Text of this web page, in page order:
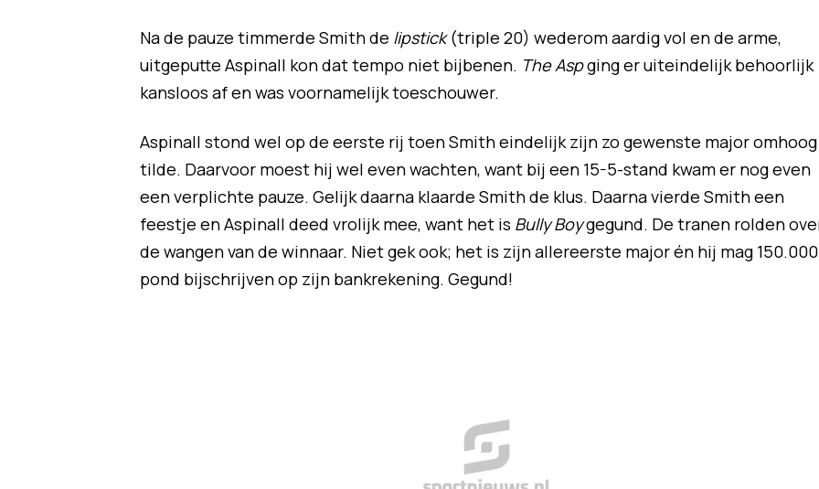
Na de pauze timmerde Smith de lipstick(triple 20) wederom aardig vol en de arme,
uitgeputte Aspinall kon dat tempo niet bijbenen. The Aspging er uiteindelijk behoorlijk
kansloos af en was voornamelijk toeschouwer.
Aspinall stond wel op de eerste rij toen Smith eindelijk zijn zo gewenste major omhoog
tilde. Daarvoor moest hij wel even wachten, want bij een 15-5-stand kwam er nog even
een verplichte pauze. Gelijk daarna klaarde Smith de klus. Daarna vierde Smith een
feestje en Aspinall deed vrolijk mee, want het is Bully Boygegund. De tranen rolden
de wangen van de winnaar. Niet gek ook; het is zijn allereerste major én hij mag 150.000
pond bijschrijven op zijn bankrekening. Gegund!